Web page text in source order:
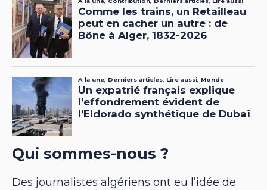
Qui sommes-nous ?
Des journalistes algériens ont eu l’idée de